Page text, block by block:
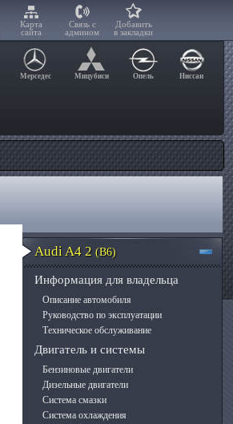
Карта
сайта
Связь с
админом
Добавить
в закладки
Мерседес Мицубиси Опель Ниссан
Audi A4 2 (B6)
Информация для владельца
Описание автомобиля
Руководство по эксплуатации
Техническое обслуживание
Двигатель и системы
Бензиновые двигатели
Дизельные двигатели
Система смазки
Система охлаждения